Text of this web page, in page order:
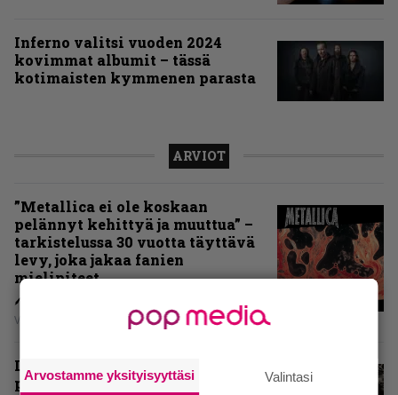
Inferno valitsi vuoden 2024
kovimmat albumit – tässä
kotimaisten kymmenen parasta
ARVIOT
”Metallica ei ole koskaan
pelännyt kehittyä ja muuttua” –
tarkistelussa 30 vuotta täyttävä
levy, joka jakaa fanien
mielipiteet
Vesa Siltanen
Levyarvio: Coronerin
paluualbumi 32 vuotta edellisen
Arvostamme yksityisyyttäsi Valintasi